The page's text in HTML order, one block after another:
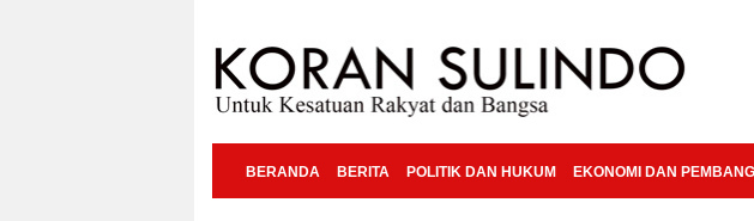
BERANDA BERITA POLITIK DAN HUKUM EKONOMI DAN